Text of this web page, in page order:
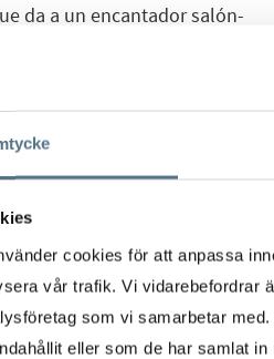
cookies för att anpassa
vår trafik. Vi vidarebefordrar
som vi samarbetar
eller som de har samlat
da a un encantador salón-
y electrodomésticos de alta
de la casa. Los tonos
un ambiente elegante y
dormitorios con armarios
y espacioso cuarto de
conduce a la pequeña
o crear. Tras esta se encuentra
y una terraza privada con
lavabos y bañera, da a otra
ideal para refrescarse